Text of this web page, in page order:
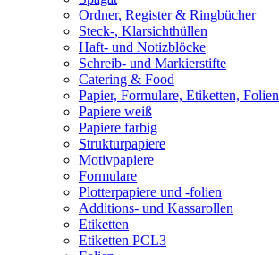
Ordner, Register & Ringbücher
Steck-, Klarsichthüllen
Haft- und Notizblöcke
Schreib- und Markierstifte
Catering & Food
Papier, Formulare, Etiketten, Folien
Papiere weiß
Papiere farbig
Strukturpapiere
Motivpapiere
Formulare
Plotterpapiere und -folien
Additions- und Kassarollen
Etiketten
Etiketten PCL3